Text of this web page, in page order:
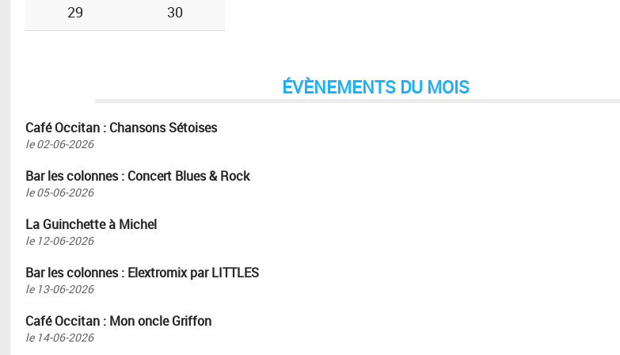
29
30
ÉVÈNEMENTS DU MOIS
Café Occitan : Chansons Sétoises
le02-06-2026
Bar les colonnes : Concert Blues & Rock
le05-06-2026
La Guinchette à Michel
le 12-06-2026
Bar les colonnes : Elextromix par LITTLES
le 13-06-2026
Café Occitan : Mon oncle Griffon
le 14-06-2026